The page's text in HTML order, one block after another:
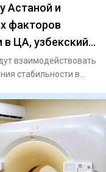
Астаной и
факторов
в ЦА, узбекский
взаимодействовать
стабильности в